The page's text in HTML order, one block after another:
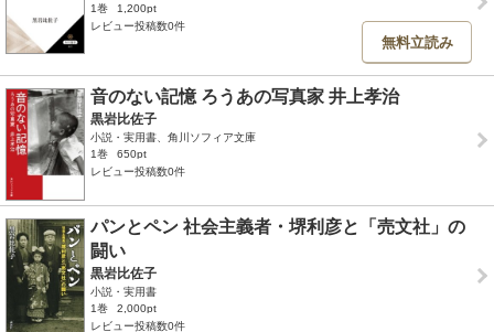
1巻
1,200pt
レビュー投稿数0件
無料立読み
音のない記憶 ろうあの写真家 井上孝治
黒岩比佐子
小説・実用書、角川ソフィア文庫
1巻
650pt
レビュー投稿数0件
パンとペン 社会主義者・堺利彦と「売文社」の
闘い
黒岩比佐子
小説・実用書
1巻
2,000pt
レビュー投稿数0件